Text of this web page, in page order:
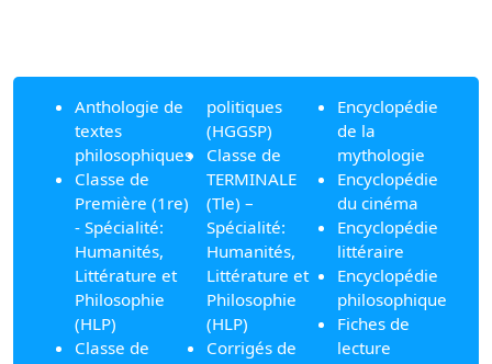
Anthologie de
textes
philosophiques
Classe de
Première (1re)
- Spécialité:
Humanités,
Littérature et
Philosophie
(HLP)
Classe de
politiques
(HGGSP)
Classe de
TERMINALE
(Tle) –
Spécialité:
Humanités,
Littérature et
Philosophie
(HLP)
Corrigés de
Encyclopédie
de la
mythologie
Encyclopédie
du cinéma
Encyclopédie
littéraire
Encyclopédie
philosophique
Fiches de
lecture